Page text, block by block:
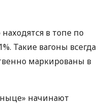
в топе по
Такие вагоны всегда
маркированы в
начинают